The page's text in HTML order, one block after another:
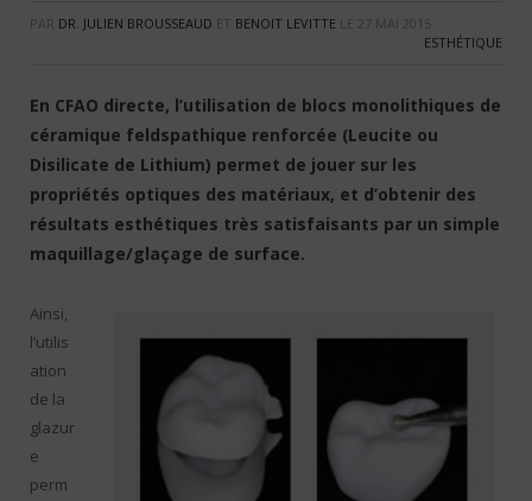
PAR DR. JULIEN BROUSSEAUD ET BENOIT LEVITTE LE 27 MAI 2015
ESTHÉTIQUE
En CFAO directe, l’utilisation de blocs monolithiques de
céramique feldspathique renforcée (Leucite ou
Disilicate de Lithium) permet de jouer sur les
propriétés optiques des matériaux, et d’obtenir des
résultats esthétiques très satisfaisants par un simple
maquillage/glaçage de surface.
Ainsi,
l’utilis
ation
de la
glazur
e
perm